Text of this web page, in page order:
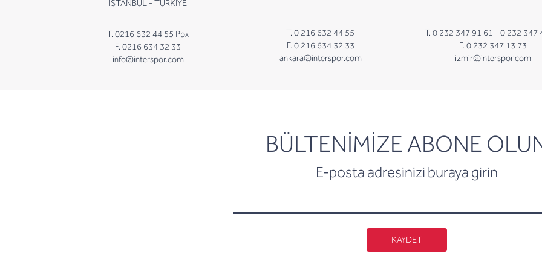
İSTANBUL - TÜRKİYE
T. 0216 632 44 55 Pbx
F. 0216 634 32 33
info@interspor.com
T. 0 216 632 44 55
F. 0 216 634 32 33
ankara@interspor.com
T. 0 232 347 91 61 - 0 232 347
F. 0 232 347 13 73
izmir@interspor.com
BÜLTENİMİZE ABONE
E-posta adresinizi buraya girin
newsletter
KAYDET